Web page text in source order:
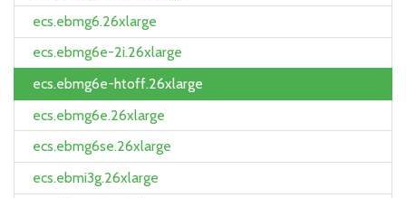
ecs.ebmg6.26xlarge
ecs.ebmg6e-2i.26xlarge
ecs.ebmg6e-htoff.26xlarge
ecs.ebmg6e.26xlarge
ecs.ebmg6se.26xlarge
ecs.ebmi3g.26xlarge